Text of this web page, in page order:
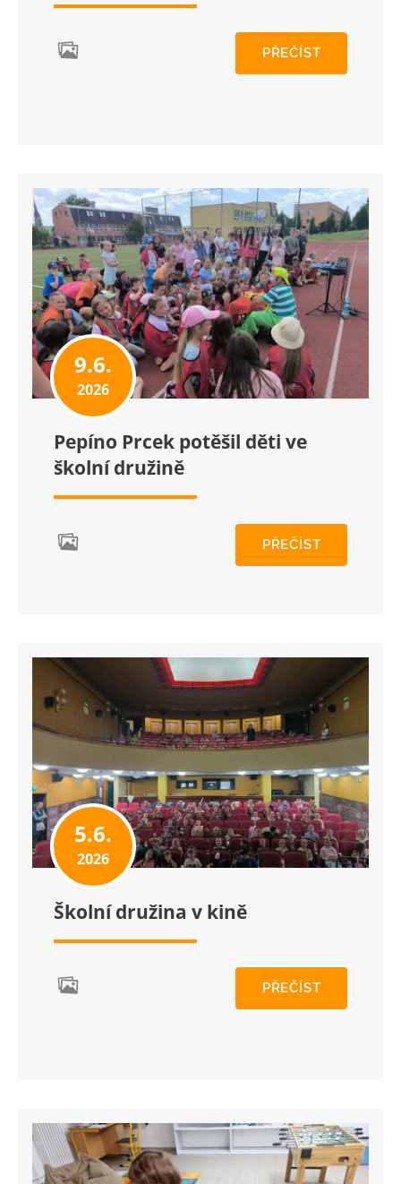
PŘEČÍST
9.6.
2026
Pepíno Prcek potěšil děti ve
školní družině
PŘEČÍST
5.6.
2026
Školní družina v kině
PŘEČÍST